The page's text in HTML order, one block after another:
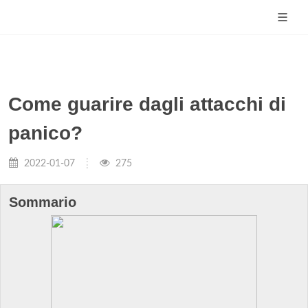
Come guarire dagli attacchi di
panico?
2022-01-07 275
Sommario